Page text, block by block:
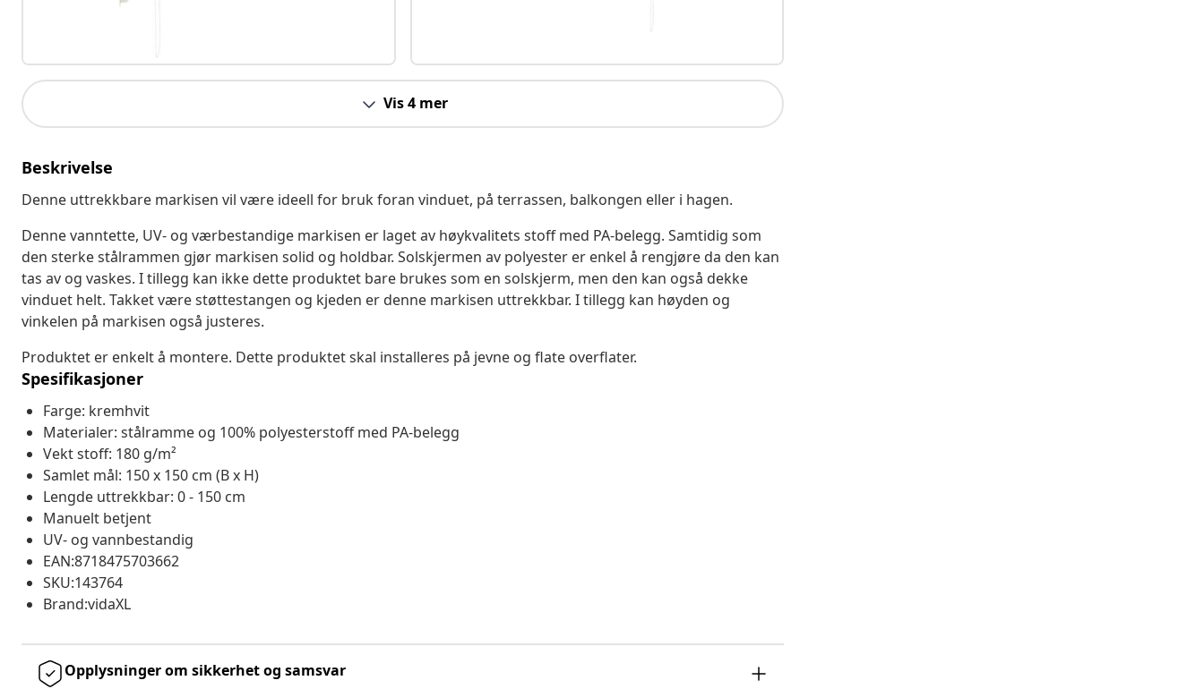
Vis 4 mer
Beskrivelse
Denne uttrekkbare markisen vil være ideell for bruk foran vinduet, på terrassen, balkongen eller i hagen.
Denne vanntette, UV- og værbestandige markisen er laget av høykvalitets stoff med PA-belegg. Samtidig som
den sterke stålrammen gjør markisen solid og holdbar. Solskjermen av polyester er enkel å rengjøre da den kan
tas av og vaskes. I tillegg kan ikke dette produktet bare brukes som en solskjerm, men den kan også dekke
vinduet helt. Takket være støttestangen og kjeden er denne markisen uttrekkbar. I tillegg kan høyden og
vinkelen på markisen også justeres.
Produktet er enkelt å montere. Dette produktet skal installeres på jevne og flate overflater.
Spesifikasjoner
Farge: kremhvit
Materialer: stålramme og 100% polyesterstoff med PA-belegg
Vekt stoff: 180 g/m²
Samlet mål: 150 x 150 cm (B x H)
Lengde uttrekkbar: 0 - 150 cm
Manuelt betjent
UV- og vannbestandig
EAN:8718475703662
SKU:143764
Brand:vidaXL
Opplysninger om sikkerhet og samsvar